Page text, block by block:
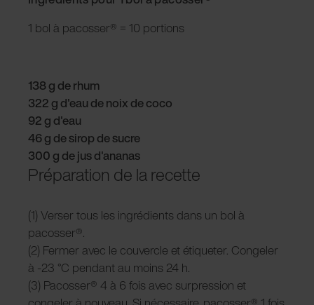
1 bol à pacosser® = 10 portions
138 g de rhum
322 g d'eau de noix de coco
92 g d'eau
46 g de sirop de sucre
300 g de jus d'ananas
Préparation de la recette
(1) Verser tous les ingrédients dans un bol à
pacosser®.
(2) Fermer avec le couvercle et étiqueter. Congeler
à -23 °C pendant au moins 24 h.
(3) Pacosser® 4 à 6 fois avec surpression et